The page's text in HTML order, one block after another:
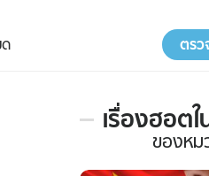
งครบรส ควา
ฮาวทู
ด ตรว
เรื่องฮอต
เรื่อง
ใน
ของหม